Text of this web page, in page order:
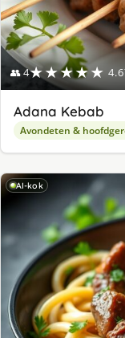
👥 4★★★★★
Adana Kebab
Avondeten &
AI-kok